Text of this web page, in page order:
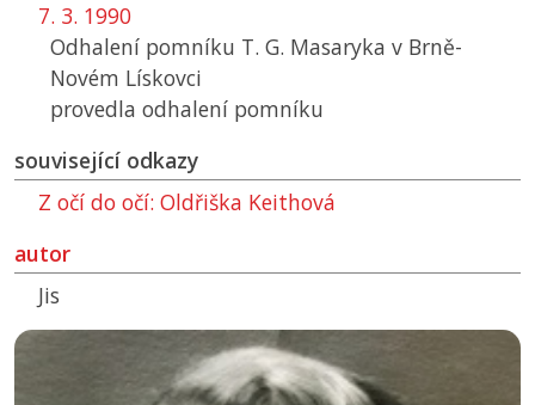
7. 3. 1990
Odhalení pomníku T. G. Masaryka v Brně-
Novém Lískovci
provedla odhalení pomníku
související odkazy
Z očí do očí: Oldřiška Keithová
autor
Jis